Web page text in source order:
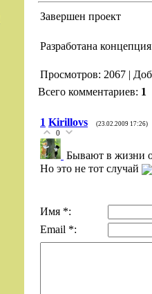
Завершен проект
Разработана
Просмотров: 2067 |
Всего комментариев: 1
1 Kirillovs (23.02.2009 17:26)
0
Бывают в жизни
Но это не тот случай
Имя *:
Email *: